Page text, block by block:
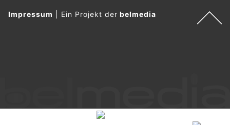
Impressum Ein Projekt derbelmedia